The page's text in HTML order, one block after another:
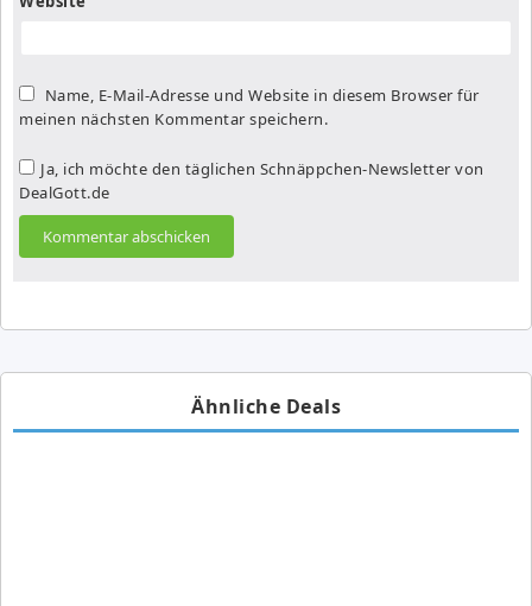
Name, E-Mail-Adresse und Website in diesem Browser für
meinen nächsten Kommentar speichern.
Ja, ich möchte den täglichen Schnäppchen-Newsletter von
DealGott.de
Ähnliche Deals